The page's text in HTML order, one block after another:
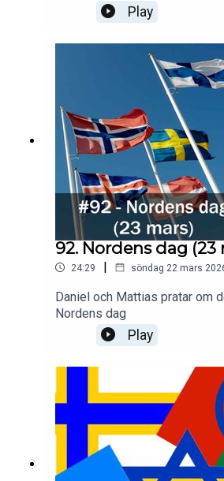
Play
92. Nordens dag (23
24:29 | söndag 22 mars
Daniel och Mattias pratar om
Nordens dag
Play